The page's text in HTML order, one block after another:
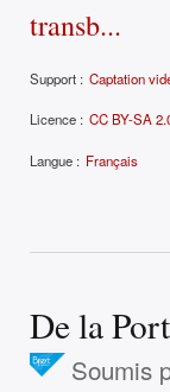
transb...
Support : Captation
Licence : CC BY-SA
Langue : Français
De la
Soumis